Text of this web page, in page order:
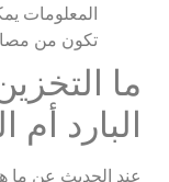
المعلومات
تكون من
ما
البارد
عند الحديث عن ما